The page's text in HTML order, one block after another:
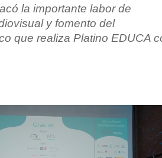
la importante labor de
y fomento del
que realiza Platino EDUCA